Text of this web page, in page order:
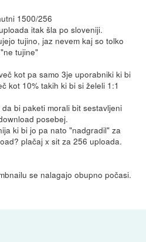
1500/256
itak šla po sloveniji.
tujino, jaz nevem kaj so tolko
tujine"
kot pa samo 3je uporabniki ki bi
kot 10% takih ki bi si želeli 1:1
bi paketi morali bit sestavljeni
posebej.
ki bi jo pa nato "nadgradil" za
plačaj x sit za 256 uploada.
se nalagajo obupno počasi.